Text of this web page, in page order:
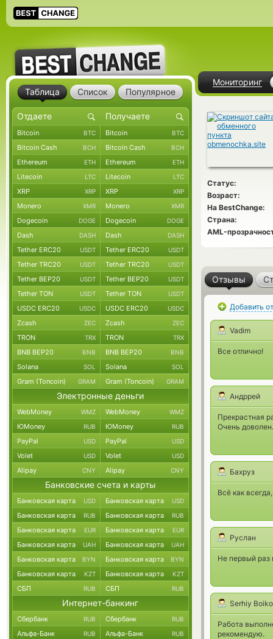
Мониторинг
Статус:
Возраст:
На BestChange:
Страна:
AML-
Отзывы
Добавить
Vadim
Все отлично!
Андррей
Прекрастная
Очень
Бахруз
Всё как
Руслан
Не первый раз
Serhiy Boiko
Работа
рекомендую.
Таблица Список Популярное
Bitcoin BTC Bitcoin BTC
Bitcoin Cash BCH Bitcoin Cash BCH
Ethereum ETH Ethereum ETH
Litecoin LTC Litecoin LTC
XRP XRP XRP XRP
Monero XMR Monero XMR
Dogecoin DOGE Dogecoin DOGE
Dash DASH Dash DASH
Tether ERC20 USDT Tether ERC20 USDT
Tether TRC20 USDT Tether TRC20 USDT
Tether BEP20 USDT Tether BEP20 USDT
Tether TON USDT Tether TON USDT
USDC ERC20 USDC USDC ERC20 USDC
Zcash ZEC Zcash ZEC
TRON TRX TRON TRX
BNB BEP20 BNB BNB BEP20 BNB
Solana SOL Solana SOL
Gram (Toncoin) GRAM Gram (Toncoin) GRAM
Электронные деньги
WebMoney WMZ WebMoney WMZ
ЮMoney RUB ЮMoney RUB
PayPal USD PayPal USD
Volet USD Volet USD
Alipay CNY Alipay CNY
Банковские счета и карты
Банковская карта USD Банковская карта USD
Банковская карта RUB Банковская карта RUB
Банковская карта EUR Банковская карта EUR
Банковская карта UAH Банковская карта UAH
Банковская карта BYN Банковская карта BYN
Банковская карта KZT Банковская карта KZT
СБП RUB СБП RUB
Интернет-банкинг
Сбербанк RUB Сбербанк RUB
Альфа-Банк RUB Альфа-Банк RUB